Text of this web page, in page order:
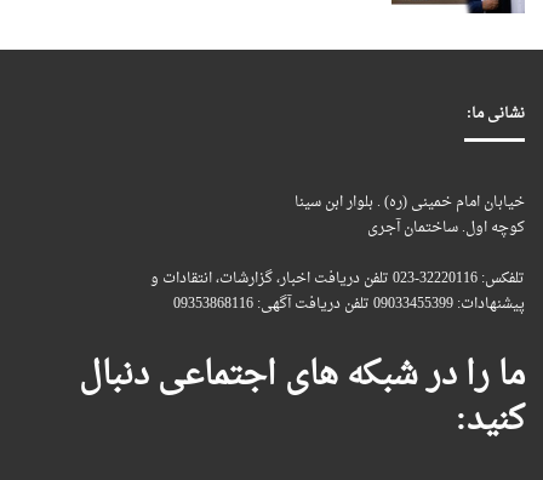
نشانی ما:
خیابان امام خمینی (ره) . بلوار ابن سینا
کوچه اول. ساختمان آجری
تلفکس: 32220116-023 تلفن دریافت اخبار، گزارشات، انتقادات و
پیشنهادات: 09033455399 تلفن دریافت آگهی: 09353868116
ما را در شبکه های اجتماعی دنبال
کنید: